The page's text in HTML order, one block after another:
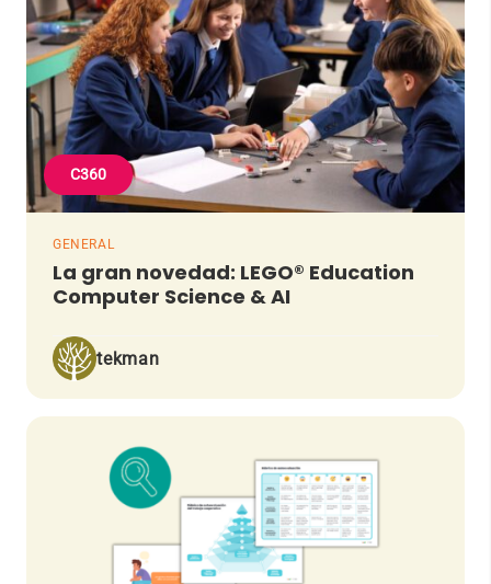
C360
GENERAL
La gran novedad: LEGO® Education
Computer Science & AI
tekman